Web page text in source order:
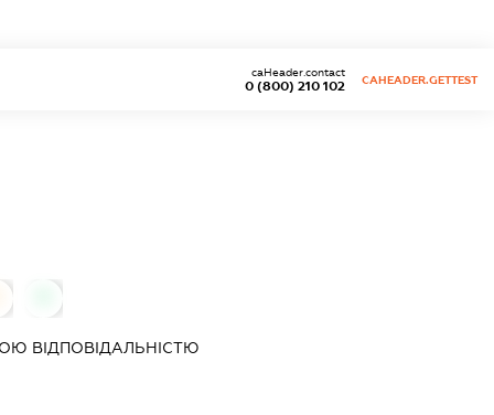
0 (800) 210 102
caHeader.contact
CAHEADER.GETTEST
ВІДПОВІДАЛЬНІСТЮ